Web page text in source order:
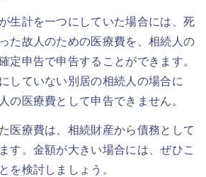
生計を一つにしていた場合には、死
た故人のための医療費を、相続人の
定申告で申告することができます。
していない別居の相続人の場合に
の医療費として申告できません。
医療費は、相続財産から債務として
す。金額が大きい場合には、ぜひこ
を検討しましょう。